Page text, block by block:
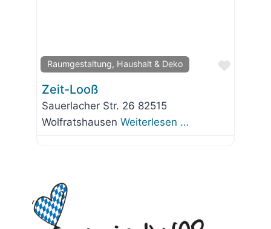
Raumgestaltung, Haushalt & Deko
Favorit
Zeit-Looß
Sauerlacher Str. 26 82515
Wolfratshausen Weiterlesen …